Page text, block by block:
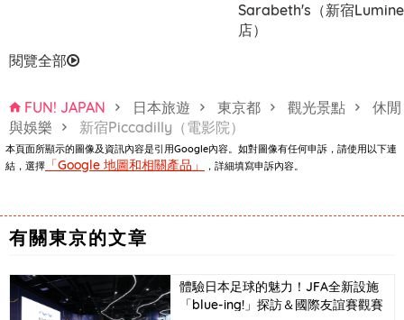
Sarabeth's（新宿Lumine
店）
閱覽全部
FUN! JAPAN 日本旅遊 東京都 觀光景點
休閒
與娛樂
新宿Piccadilly（電影院）
本頁面所顯示的圖像及資訊內容是引用Google內容。如對圖像有任何申訴，請使用以下連
結，選擇 「Google 地圖和相關產品」 ，詳細填寫申訴內容。
有關東京的文章
體驗日本足球的魅力！JFA全新設施
「blue-ing!」探訪＆國際友誼賽觀賽